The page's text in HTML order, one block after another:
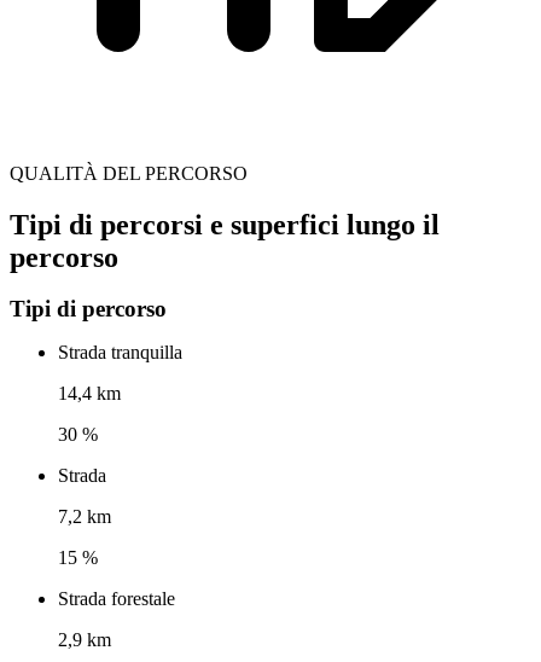
QUALITÀ DEL PERCORSO
Tipi di percorsi e superfici lungo il
percorso
Tipi di percorso
Strada tranquilla
14,4 km
30 %
Strada
7,2 km
15 %
Strada forestale
2,9 km